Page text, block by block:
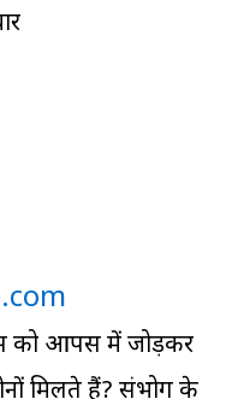
को आपस में जोड़कर
मिलते हैं? संभोग के